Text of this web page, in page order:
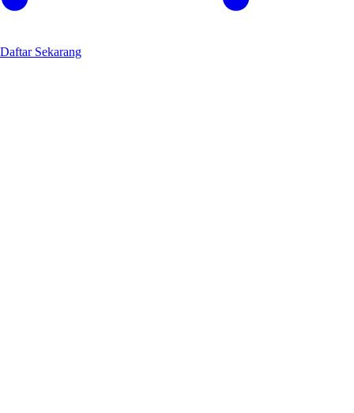
Daftar Sekarang